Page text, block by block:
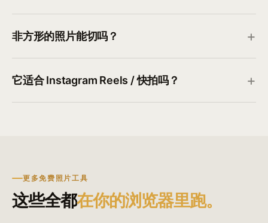
非方形的照片能切吗？
它适合 Instagram Reels / 快拍吗？
更多免费照片工具
这些全都在你的浏览器里跑。